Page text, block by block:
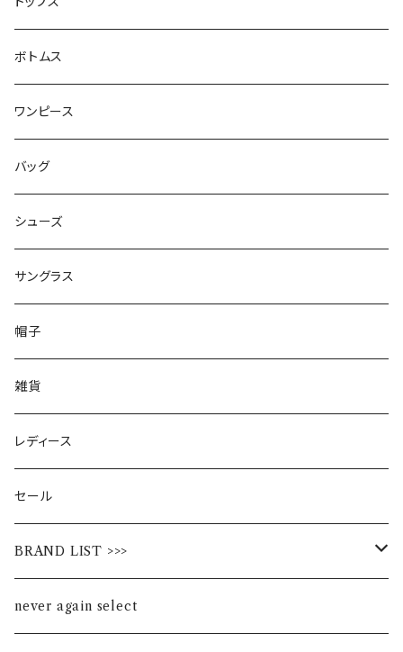
ボトムス
ワンピース
バッグ
シューズ
サングラス
帽子
雑貨
レディース
セール
BRAND LIST >>>
ALL STAR
never again select